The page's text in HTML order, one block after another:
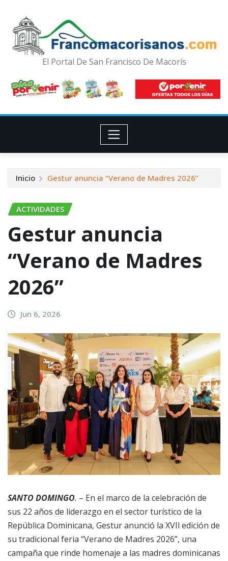
El Portal De San Francisco De Macorís
Inicio Gestur anuncia “Verano de Madres 2026”
ACTIVIDADES
Gestur anuncia
“Verano de Madres
2026”
Jun 6, 2026
SANTO DOMINGO. – En el marco de la celebración de
sus 22 años de liderazgo en el sector turístico de la
República Dominicana, Gestur anunció la XVIl edición de
su tradicional feria “Verano de Madres 2026”, una
campaña que rinde homenaje a las madres dominicanas